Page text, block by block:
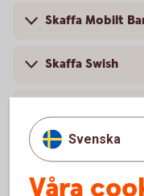
Skaffa Mobilt
Skaffa Swish
Få koll på dina
Svenska
Våra